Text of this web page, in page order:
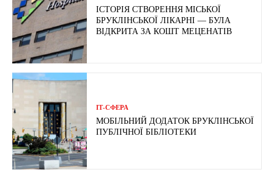
ІСТОРІЯ СТВОРЕННЯ МІСЬКОЇ
БРУКЛІНСЬКОЇ ЛІКАРНІ — БУЛА
ВІДКРИТА ЗА КОШТ МЕЦЕНАТІВ
ІТ-СФЕРА
МОБІЛЬНИЙ ДОДАТОК БРУКЛІНСЬКОЇ
ПУБЛІЧНОЇ БІБЛІОТЕКИ